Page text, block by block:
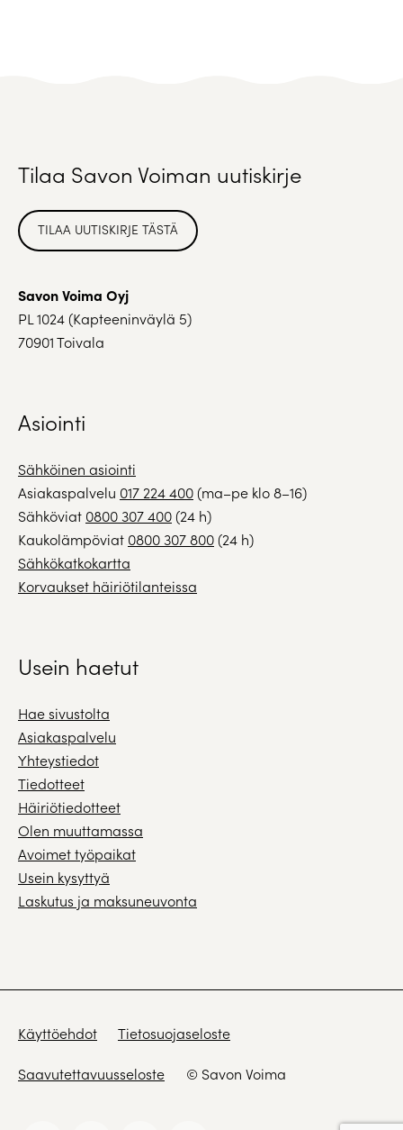
Tilaa Savon Voiman uutiskirje
TILAA UUTISKIRJE TÄSTÄ
Savon Voima Oyj
PL 1024 (Kapteeninväylä 5)
70901 Toivala
Asiointi
Sähköinen asiointi
Asiakaspalvelu 017 224 400(ma–pe klo 8–16)
Sähköviat 0800 307 400(24 h)
Kaukolämpöviat 0800 307 800(24 h)
Sähkökatkokartta
Korvaukset häiriötilanteissa
Usein haetut
Hae sivustolta
Asiakaspalvelu
Yhteystiedot
Tiedotteet
Häiriötiedotteet
Olen muuttamassa
Avoimet työpaikat
Usein kysyttyä
Laskutus ja maksuneuvonta
Käyttöehdot Tietosuojaseloste
Saavutettavuusseloste © Savon Voima